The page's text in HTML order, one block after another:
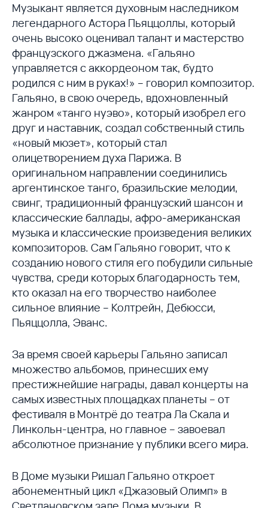
Музыкант является духовным наследником
легендарного Астора Пьяццоллы, который
очень высоко оценивал талант и мастерство
французского джазмена. «Гальяно
управляется с аккордеоном так, будто
родился с ним в руках!» – говорил композитор.
Гальяно, в свою очередь, вдохновленный
жанром «танго нуэво», который изобрел его
друг и наставник, создал собственный стиль
«новый мюзет», который стал
олицетворением духа Парижа. В
оригинальном направлении соединились
аргентинское танго, бразильские мелодии,
свинг, традиционный французский шансон и
классические баллады, афро-американская
музыка и классические произведения великих
композиторов. Сам Гальяно говорит, что к
созданию нового стиля его побудили сильные
чувства, среди которых благодарность тем,
кто оказал на его творчество наиболее
сильное влияние – Колтрейн, Дебюсси,
Пьяццолла, Эванс.
За время своей карьеры Гальяно записал
множество альбомов, принесших ему
престижнейшие награды, давал концерты на
самых известных площадках планеты – от
фестиваля в Монтрё до театра Ла Скала и
Линкольн-центра, но главное – завоевал
абсолютное признание у публики всего мира.
В Доме музыки Ришал Гальяно откроет
абонементный цикл «Джазовый Олимп» в